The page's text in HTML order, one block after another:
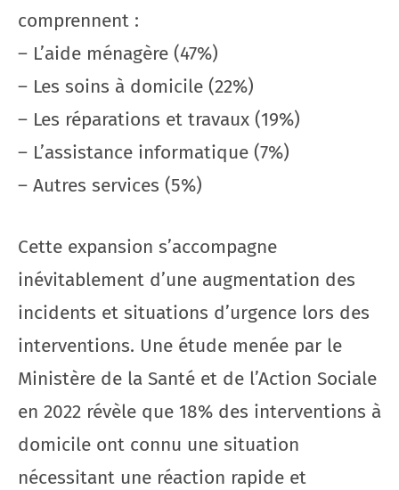
comprennent :
– L’aide ménagère (47%)
– Les soins à domicile (22%)
– Les réparations et travaux (19%)
– L’assistance informatique (7%)
– Autres services (5%)
Cette expansion s’accompagne
inévitablement d’une augmentation des
incidents et situations d’urgence lors des
interventions. Une étude menée par le
Ministère de la Santé et de l’Action Sociale
en 2022 révèle que 18% des interventions à
domicile ont connu une situation
nécessitant une réaction rapide et